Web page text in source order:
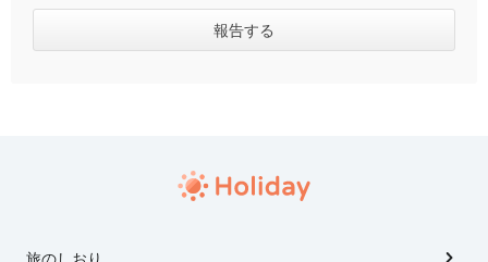
旅のしおり